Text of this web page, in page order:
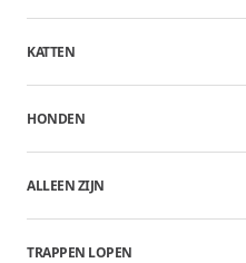
KATTEN
HONDEN
ALLEEN ZIJN
TRAPPEN LOPEN